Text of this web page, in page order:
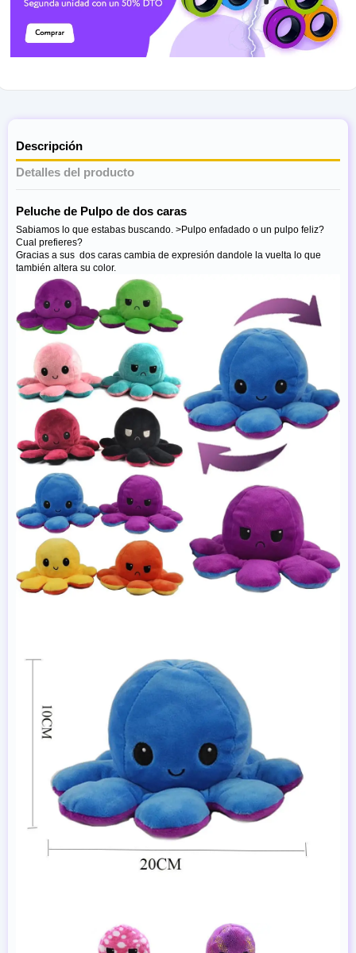
Descripción
Detalles del producto
Peluche de Pulpo de dos caras
Sabiamos lo que estabas buscando. >Pulpo enfadado o un pulpo feliz?
Cual prefieres?
Gracias a sus dos caras cambia de expresión dandole la vuelta lo que
también altera su color.